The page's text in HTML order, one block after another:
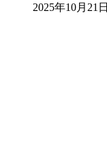
2025年10月21日